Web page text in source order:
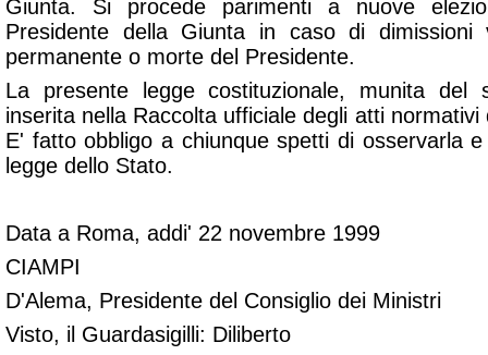
Giunta. Si procede parimenti a nuove
Presidente della Giunta in caso di dimissioni
permanente o morte del Presidente.
La presente legge costituzionale, munita del
inserita nella Raccolta ufficiale degli atti normativi
E' fatto obbligo a chiunque spetti di osservarla
legge dello Stato.
Data a Roma, addi' 22 novembre 1999
CIAMPI
D'Alema, Presidente del Consiglio dei Ministri
Visto, il Guardasigilli: Diliberto